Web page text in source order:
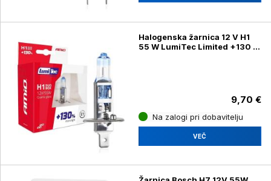
Halogenska žarnica 12 V H1
55 W LumiTec Limited +130 %
9,70 €
Na zalogi pri dobavitelju
VEČ